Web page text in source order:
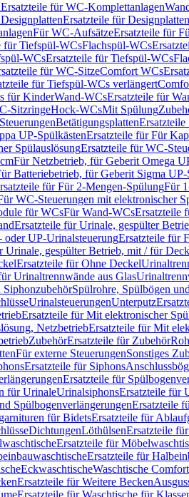
Ersatzteile für WC-Komplettanlagen
DesignplattenErsatzteile für Designplatten
Für WC-AufsätzeErsatzteile für
für Tiefspül-WCsFlachspül-WCs
WCsErsatzteile für Tiefspül-WCs
für WC-SitzeComfort WCs
für Tiefspül-WCs verlängert
für KinderWand-WCsErsatzteile für
SitzringeHock-WCsMit Spülung
BetätigungsplattenErsatzteile
UP-SpülkästenErsatzteile für Für
SpülauslösungErsatzteile für WC-
Für Netzbetrieb, für Geberit Omega
Batteriebetrieb, für Geberit Sigma
für Für 2-Mengen-SpülungFür
WC-Steuerungen mit elektronischer
für WCsFür Wand-WCsErsatzteile
Ersatzteile für Urinale, gespülter
oder UP-UrinalsteuerungErsatzteile für
Urinale, gespülter Betrieb, mit / für
Ersatzteile für Ohne Deckel
Urinaltrennwände aus Glas
SiphonzubehörSpülrohre, Spülbögen
UrinalsteuerungenUnterputz
Ersatzteile für Mit elektronischer
NetzbetriebErsatzteile für Mit
ZubehörErsatzteile für Zubehör
Für externe SteuerungenSonstiges
Ersatzteile für Siphons
Ersatzteile für
für UrinaleUrinalsiphonsErsatzteile für
SpülbogenverlängerungenErsatzteile
für BidetsErsatzteile für
DichtungenLöthülsenErsatzteile
Ersatzteile für
Ersatzteile für
EckwaschtischeWaschtische Comfort
Ersatzteile für Weitere Becken
Ersatzteile für Waschtische für